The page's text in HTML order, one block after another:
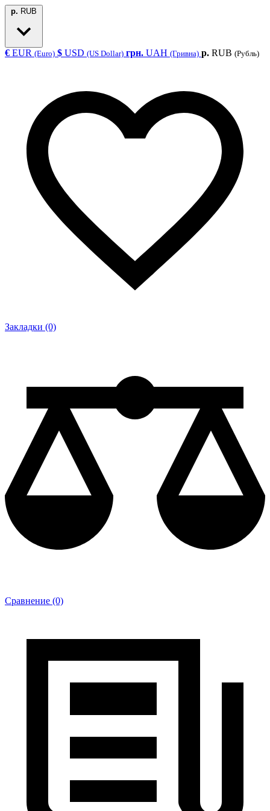
р. RUB
€ EUR (Euro) $ USD (US Dollar) грн. UAH (Гривна) р. RUB (Рубль)
Закладки (0)
Сравнение (0)